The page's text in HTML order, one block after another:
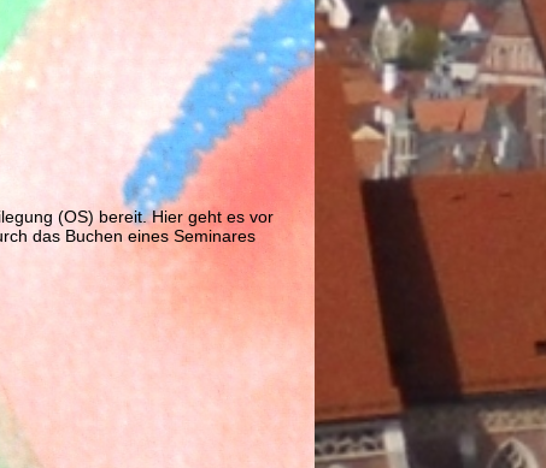
(OS) bereit. Hier geht es vor
das Buchen eines Seminares